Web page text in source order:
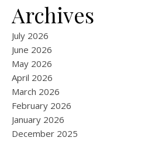
Archives
July 2026
June 2026
May 2026
April 2026
March 2026
February 2026
January 2026
December 2025